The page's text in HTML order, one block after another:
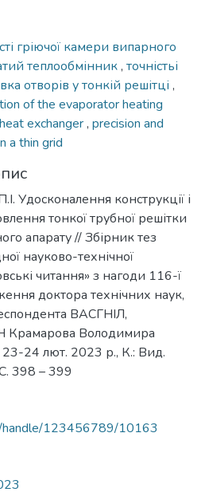
гріючої камери випарного
теплообмінник, точністьі
отворів у тонкій решітці ,
of the evaporator heating
exchanger, precision and
a thin grid
Удосконалення конструкції і
тонкої трубної решітки
апарату // Збірник тез
науково-технічної
читання» з нагоди 116-ї
доктора технічних наук,
ВАСГНІЛ,
Крамарова Володимира
24 лют. 2023 р., К.: Вид.
398 – 399
handle/123456789/10163